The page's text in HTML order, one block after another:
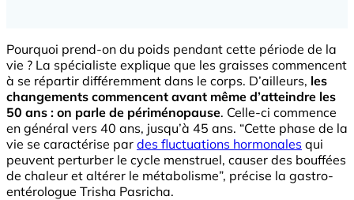
Pourquoi prend-on du poids pendant cette période de la
vie ? La spécialiste explique que les graisses commencent
à se répartir différemment dans le corps. D’ailleurs, les
changements commencent avant même d’atteindre les
50 ans : on parle de périménopause. Celle-ci commence
en général vers 40 ans, jusqu’à 45 ans. “Cette phase de la
vie se caractérise par des fluctuations hormonales qui
peuvent perturber le cycle menstruel, causer des bouffées
de chaleur et altérer le métabolisme”, précise la gastro-
entérologue Trisha Pasricha.